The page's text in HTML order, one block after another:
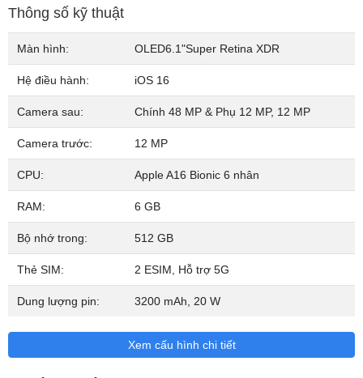
iPhone 14 Pro, Pro Max có kiểu dáng tương tự người tiền nhiệm
hai mặt cứng cường lực phủ gốm siêu bền. Tuy nhiên do cụm
camera được nâng cấp lớn hơn, nên bạn sẽ không thể sử dụng
chung ốp lưng với dòng iPhone 13 Pro trước đây.
4 lựa chọn màu sắc với phiên bản màu Tím cực chất
Thông số kỹ thuật
Màn hình: OLED6.1"Super Retina XDR
Hệ điều hành: iOS 16
Camera sau: Chính 48 MP & Phụ 12 MP, 12 MP
Camera trước: 12 MP
CPU: Apple A16 Bionic 6 nhân
RAM: 6 GB
Bộ nhớ trong: 512 GB
Thẻ SIM: 2 ESIM, Hỗ trợ 5G
Dung lượng pin: 3200 mAh, 20 W
Xem cấu hình chi tiết